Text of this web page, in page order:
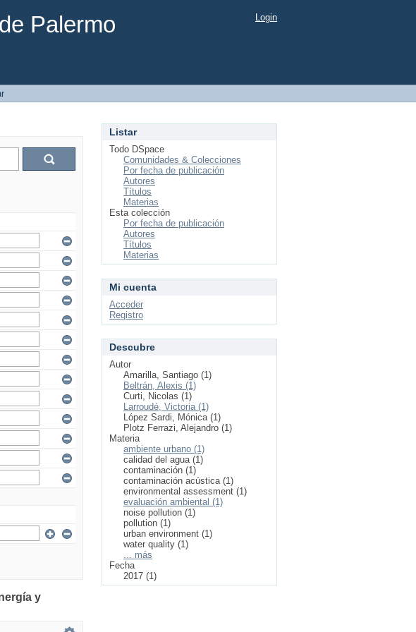
Palermo Login
y
Listar
Todo DSpace
Comunidades & Colecciones
Por fecha de publicación
Autores
Títulos
Materias
Esta colección
Por fecha de publicación
Autores
Títulos
Materias
Mi cuenta
Acceder
Registro
Descubre
Autor
Amarilla, Santiago (1)
Beltrán, Alexis (1)
Curti, Nicolas (1)
Larroudé, Victoria (1)
López Sardi, Mónica (1)
Plotz Ferrazi, Alejandro (1)
Materia
ambiente urbano (1)
calidad del agua (1)
contaminación (1)
contaminación acústica (1)
environmental assessment (1)
evaluación ambiental (1)
noise pollution (1)
pollution (1)
urban environment (1)
water quality (1)
... más
Fecha
2017 (1)